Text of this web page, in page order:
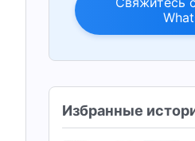
Избранные